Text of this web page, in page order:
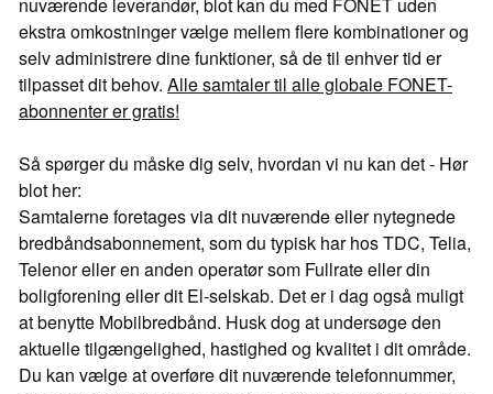
ekstra omkostninger vælge mellem flere kombinationer og
selv administrere dine funktioner, så de til enhver tid er
tilpasset dit behov. Alle samtaler til alle globale FONET-
abonnenter er gratis!
Så spørger du måske dig selv, hvordan vi nu kan det - Hør
blot her:
Samtalerne foretages via dit nuværende eller nytegnede
bredbåndsabonnement, som du typisk har hos TDC, Telia,
Telenor eller en anden operatør som Fullrate eller din
boligforening eller dit El-selskab. Det er i dag også muligt
at benytte Mobilbredbånd. Husk dog at undersøge den
aktuelle tilgængelighed, hastighed og kvalitet i dit område.
Du kan vælge at overføre dit nuværende telefonnummer,